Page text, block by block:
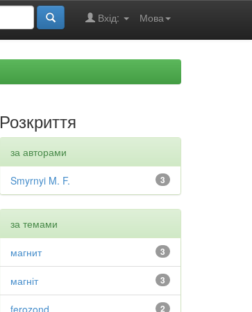
Мова
Вхід:
Розкриття
за авторами
3
Smyrnyi M. F.
за темами
3
магнит
3
магніт
2
ferozond